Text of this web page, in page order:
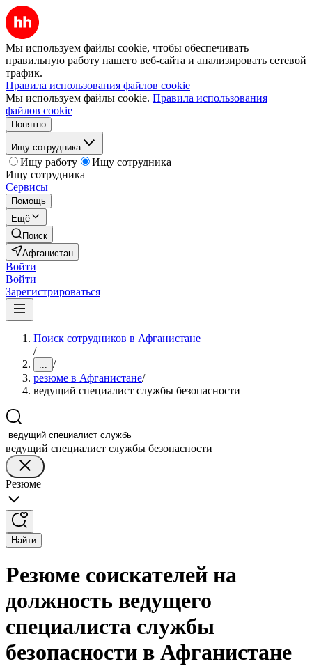
Мы используем файлы cookie, чтобы обеспечивать
правильную работу нашего веб-сайта и анализировать сетевой
трафик.
Правила использования файлов cookie
Мы используем файлы cookie. Правила использования
файлов cookie
Понятно
Ищу сотрудника
Ищу работу
Ищу сотрудника
Ищу сотрудника
Сервисы
Помощь
Ещё
Поиск
Афганистан
Войти
Войти
Зарегистрироваться
Поиск сотрудников в Афганистане
/
... /
резюме в Афганистане/
ведущий специалист службы безопасности
ведущий специалист службы безопасности
Резюме
Найти
Резюме соискателей на
должность ведущего
специалиста службы
безопасности в Афганистане